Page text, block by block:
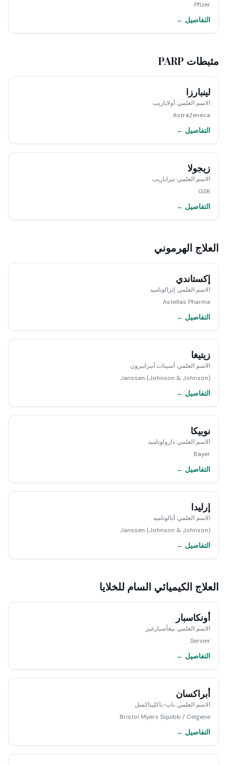
Pfizer
التفاصيل ←
مثبطات PARP
لينبارزا
الاسم العلمي:أولاباريب
AstraZeneca
التفاصيل ←
زيجولا
الاسم العلمي:نيراباريب
GSK
التفاصيل ←
العلاج الهرموني
إكستاندي
الاسم العلمي:إنزالوتاميد
Astellas Pharma
التفاصيل ←
زيتيغا
الاسم العلمي:أسيتات أبيراتيرون
Janssen (Johnson & Johnson)
التفاصيل ←
نوبيكا
الاسم العلمي:دارولوتاميد
Bayer
التفاصيل ←
إرليدا
الاسم العلمي:أبالوتاميد
Janssen (Johnson & Johnson)
التفاصيل ←
العلاج الكيميائي السام للخلايا
أونكاسبار
الاسم العلمي:بيغأسبارغيز
Servier
التفاصيل ←
أبراكسان
الاسم العلمي:ناب-باكليتاكسل
Bristol Myers Squibb / Celgene
التفاصيل ←